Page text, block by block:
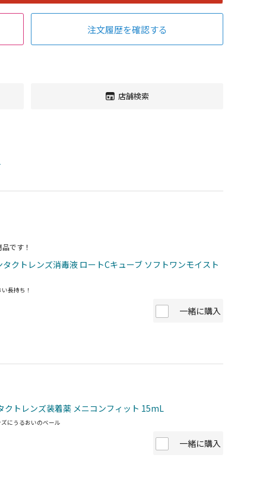
注文履歴を確認する
店舗検索
です！
クトレンズ消毒液 ロートCキューブ ソフトワンモイスト
長持ち！
一緒に購入
クトレンズ装着薬 メニコンフィット 15mL
にうるおいのベール
一緒に購入